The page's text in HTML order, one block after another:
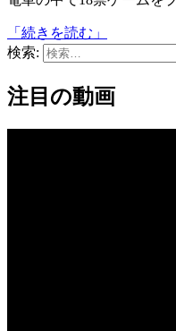
「続きを読む」
検索:
注目の動画